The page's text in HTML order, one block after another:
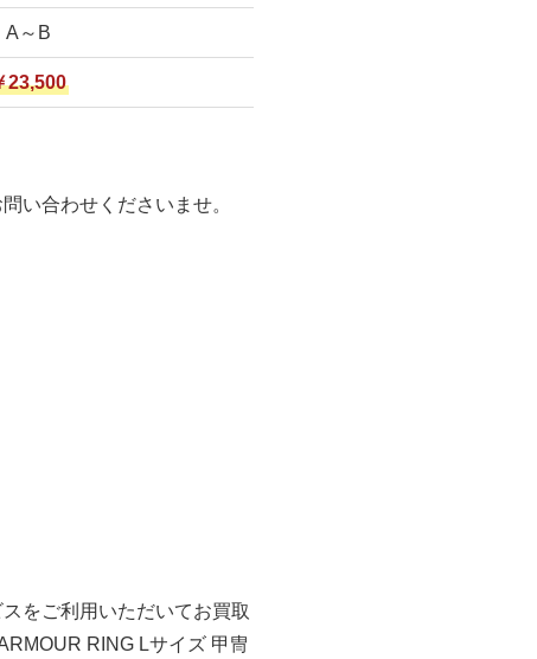
A～B
23,500
い合わせくださいませ。
をご利用いただいてお買取
RING Lサイズ 甲冑